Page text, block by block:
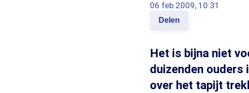
06 feb 2009, 10:31
Delen
Het is bijna niet
duizenden ouders
over het tapijt